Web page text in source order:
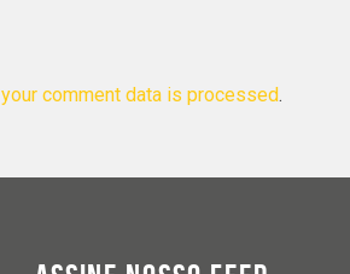
comment data is processed.